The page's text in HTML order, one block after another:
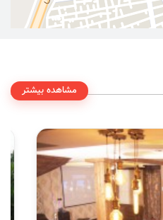
مشاهده بیشتر